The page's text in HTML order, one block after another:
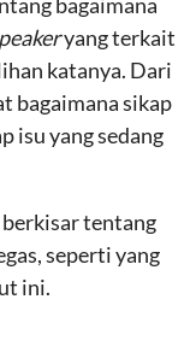
yang terkait
katanya. Dari
bagaimana sikap
isu yang sedang
berkisar tentang
seperti yang
ini.